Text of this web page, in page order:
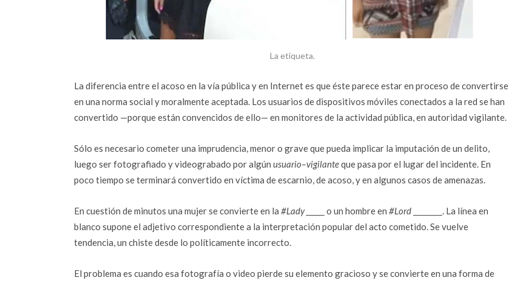
La etiqueta.
La diferencia entre el acoso en la vía pública y en Internet es que éste parece estar en proceso de convertirse
en una norma social y moralmente aceptada. Los usuarios de dispositivos móviles conectados a la red se han
convertido —porque están convencidos de ello— en monitores de la actividad pública, en autoridad vigilante.
Sólo es necesario cometer una imprudencia, menor o grave que pueda implicar la imputación de un delito,
luego ser fotografiado y videograbado por algún usuario–vigilanteque pasa por el lugar del incidente. En
poco tiempo se terminará convertido en víctima de escarnio, de acoso, y en algunos casos de amenazas.
En cuestión de minutos una mujer se convierte en la #Lady ______ o un hombre en #Lord
­­­________. La línea en
blanco supone el adjetivo correspondiente a la interpretación popular del acto cometido. Se vuelve
tendencia, un chiste desde lo políticamente incorrecto.
El problema es cuando esa fotografía o video pierde su elemento gracioso y se convierte en una forma de